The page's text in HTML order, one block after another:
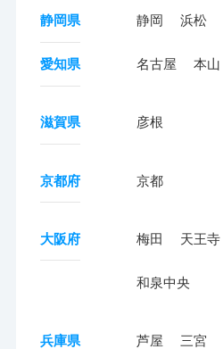
静岡県 静岡 浜松
愛知県 名古屋 本山
滋賀県 彦根
京都府 京都
大阪府 梅田 天王寺
和泉中央
兵庫県 芦屋 三宮